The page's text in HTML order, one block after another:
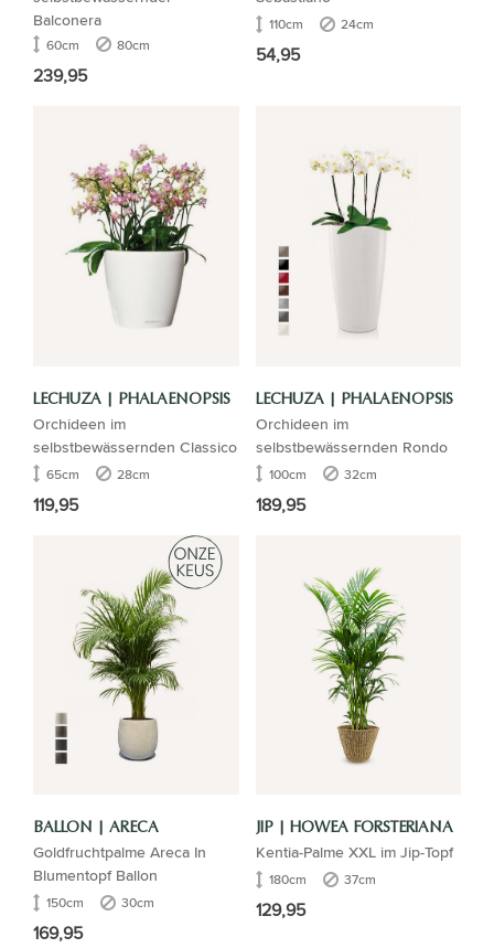
Balconera
60cm 80cm
239,95
110cm 24cm
54,95
LECHUZA | PHALAENOPSIS
Orchideen im
selbstbewässernden Classico
65cm 28cm
119,95
LECHUZA | PHALAENOPSIS
Orchideen im
selbstbewässernden Rondo
100cm 32cm
189,95
BALLON | ARECA
Goldfruchtpalme Areca In
Blumentopf Ballon
150cm 30cm
169,95
JIP | HOWEA FORSTERIANA
Kentia-Palme XXL im Jip-Topf
180cm 37cm
129,95